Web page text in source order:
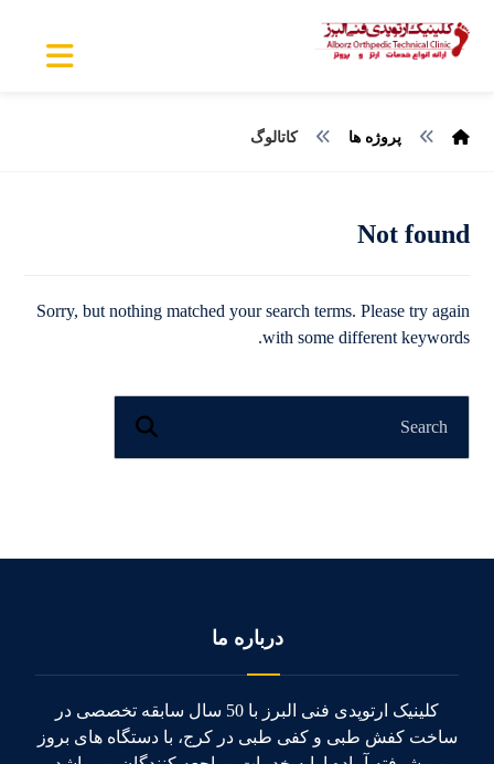
پروژه ها کاتالوگ
Not found
Sorry, but nothing matched your search terms. Please try again
with some different keywords.
درباره ما
کلینیک ارتوپدی فنی البرز با 50 سال سابقه تخصصی در
ساخت کفش طبی و کفی طبی در کرج، با دستگاه های بروز